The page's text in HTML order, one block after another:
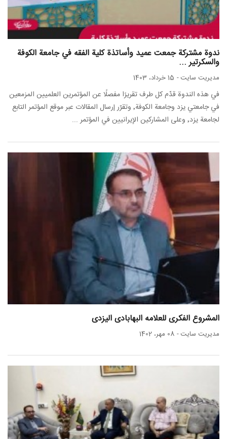
ندوة مشتركة جمعت عميد وأساتذة كلية الفقه في جامعة الكوفة
والسكرتير ...
مدیریت سایت- 15 خرداد، 1403
في هذه الندوة قدّم كل طرف تقريرًا مفصلًا عن المؤتمرين العلميين المزمعين
في جامعتي يزد وجامعة الكوفة٬ وتقرّر إرسال المقالات عبر موقع المؤتمر التابع
لجامعة يزد٬ وعلى المشاركين الإيرانيين في المؤتمر ...
المشروع الفکری للعلامه البهابادی الیزدی
مدیریت سایت- 08 مهر، 1402